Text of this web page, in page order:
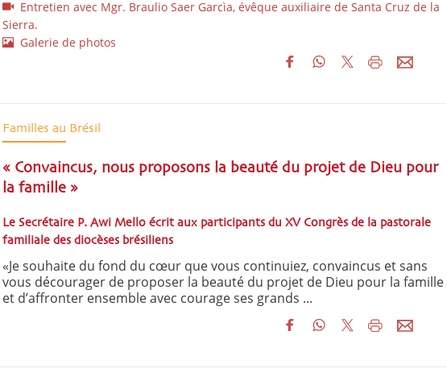
Entretien avec Mgr. Braulio Saer Garcìa, évêque auxiliaire de Santa Cruz de la
Sierra.
Galerie de photos
Familles au Brésil
« Convaincus, nous proposons la beauté du projet de Dieu pour
la famille »
Le Secrétaire P. Awi Mello écrit aux participants du XV Congrès de la pastorale
familiale des diocèses brésiliens
«Je souhaite du fond du cœur que vous continuiez, convaincus et sans
vous décourager de proposer la beauté du projet de Dieu pour la famille
et d’affronter ensemble avec courage ses grands ...